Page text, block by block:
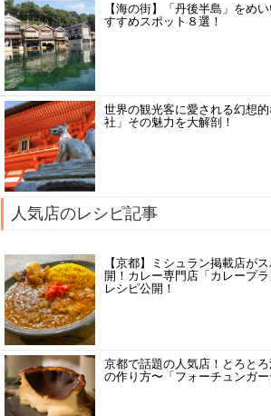
【海の街】「丹後半島」をめ
すすめスポット８選！
世界の観光客に愛される幻想
社」その魅力を大解剖！
人気店のレシピ記事
【京都】ミシュラン掲載店が
開！カレー専門店「カレープ
レシピ公開！
京都で話題の人気店！とろと
の作り方〜「フォーチュンガー